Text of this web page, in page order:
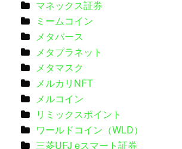
マネックス証券
ミームコイン
メタバース
メタプラネット
メタマスク
メルカリNFT
メルコイン
リミックスポイント
ワールドコイン（WLD）
三菱UFJ eスマート証券